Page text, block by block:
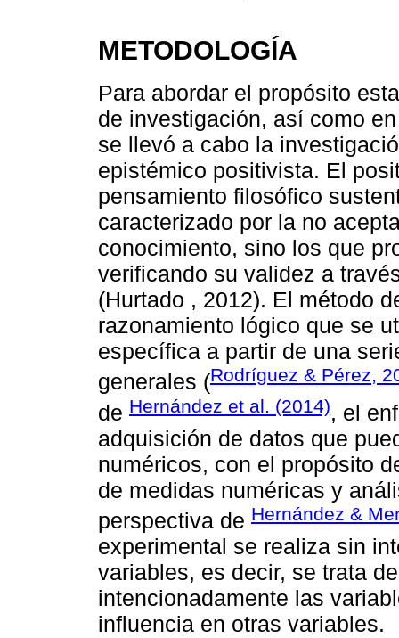
METODOLOGÍA
Para abordar el propósito
de investigación, así como
se llevó a cabo la
epistémico positivista. El
pensamiento filosófico
caracterizado por la no
conocimiento, sino los que
verificando su validez a
(Hurtado , 2012). El método
razonamiento lógico que se
específica a partir de una
generales (Rodríguez & Pérez,
de Hernández et al. (2014), el
adquisición de datos que
numéricos, con el propósito
de medidas numéricas y
perspectiva de Hernández &
experimental se realiza sin
variables, es decir, se trata
intencionadamente las
influencia en otras variables.